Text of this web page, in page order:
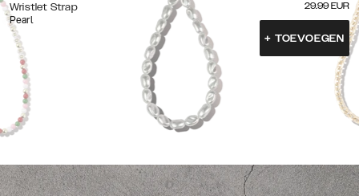
Wristlet Strap
Pearl
29.99 EUR
+ TOEVOEGEN